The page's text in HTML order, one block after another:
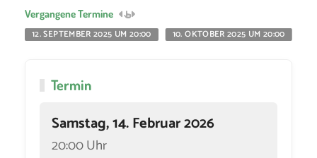
Vergangene Termine
12. SEPTEMBER 2025 UM 20:00
10. OKTOBER 2025 UM 20:00
Termin
Samstag, 14. Februar 2026
20:00 Uhr